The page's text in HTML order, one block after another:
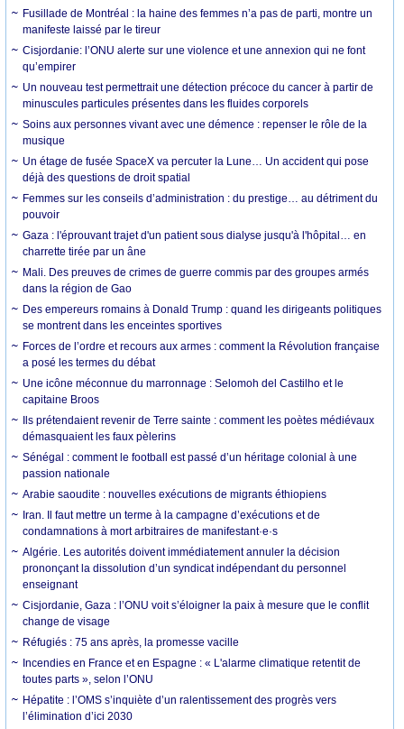
Fusillade de Montréal : la haine des femmes n’a pas de parti, montre un
manifeste laissé par le tireur
Cisjordanie: l’ONU alerte sur une violence et une annexion qui ne font
qu’empirer
Un nouveau test permettrait une détection précoce du cancer à partir de
minuscules particules présentes dans les fluides corporels
Soins aux personnes vivant avec une démence : repenser le rôle de la
musique
Un étage de fusée SpaceX va percuter la Lune… Un accident qui pose
déjà des questions de droit spatial
Femmes sur les conseils d’administration : du prestige… au détriment du
pouvoir
Gaza : l'éprouvant trajet d'un patient sous dialyse jusqu'à l'hôpital… en
charrette tirée par un âne
Mali. Des preuves de crimes de guerre commis par des groupes armés
dans la région de Gao
Des empereurs romains à Donald Trump : quand les dirigeants politiques
se montrent dans les enceintes sportives
Forces de l’ordre et recours aux armes : comment la Révolution française
a posé les termes du débat
Une icône méconnue du marronnage : Selomoh del Castilho et le
capitaine Broos
Ils prétendaient revenir de Terre sainte : comment les poètes médiévaux
démasquaient les faux pèlerins
Sénégal : comment le football est passé d’un héritage colonial à une
passion nationale
Arabie saoudite : nouvelles exécutions de migrants éthiopiens
Iran. Il faut mettre un terme à la campagne d’exécutions et de
condamnations à mort arbitraires de manifestant·e·s
Algérie. Les autorités doivent immédiatement annuler la décision
prononçant la dissolution d’un syndicat indépendant du personnel
enseignant
Cisjordanie, Gaza : l’ONU voit s’éloigner la paix à mesure que le conflit
change de visage
Réfugiés : 75 ans après, la promesse vacille
Incendies en France et en Espagne : « L'alarme climatique retentit de
toutes parts », selon l’ONU
Hépatite : l’OMS s’inquiète d’un ralentissement des progrès vers
l’élimination d’ici 2030